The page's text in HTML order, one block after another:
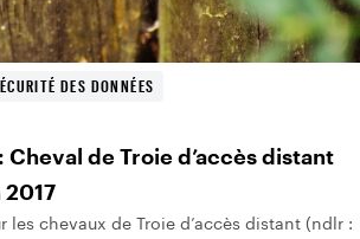
DES DONNÉES
Cheval de Troie d’accès distant
2017
les chevaux de Troie d’accès distant (ndlr :